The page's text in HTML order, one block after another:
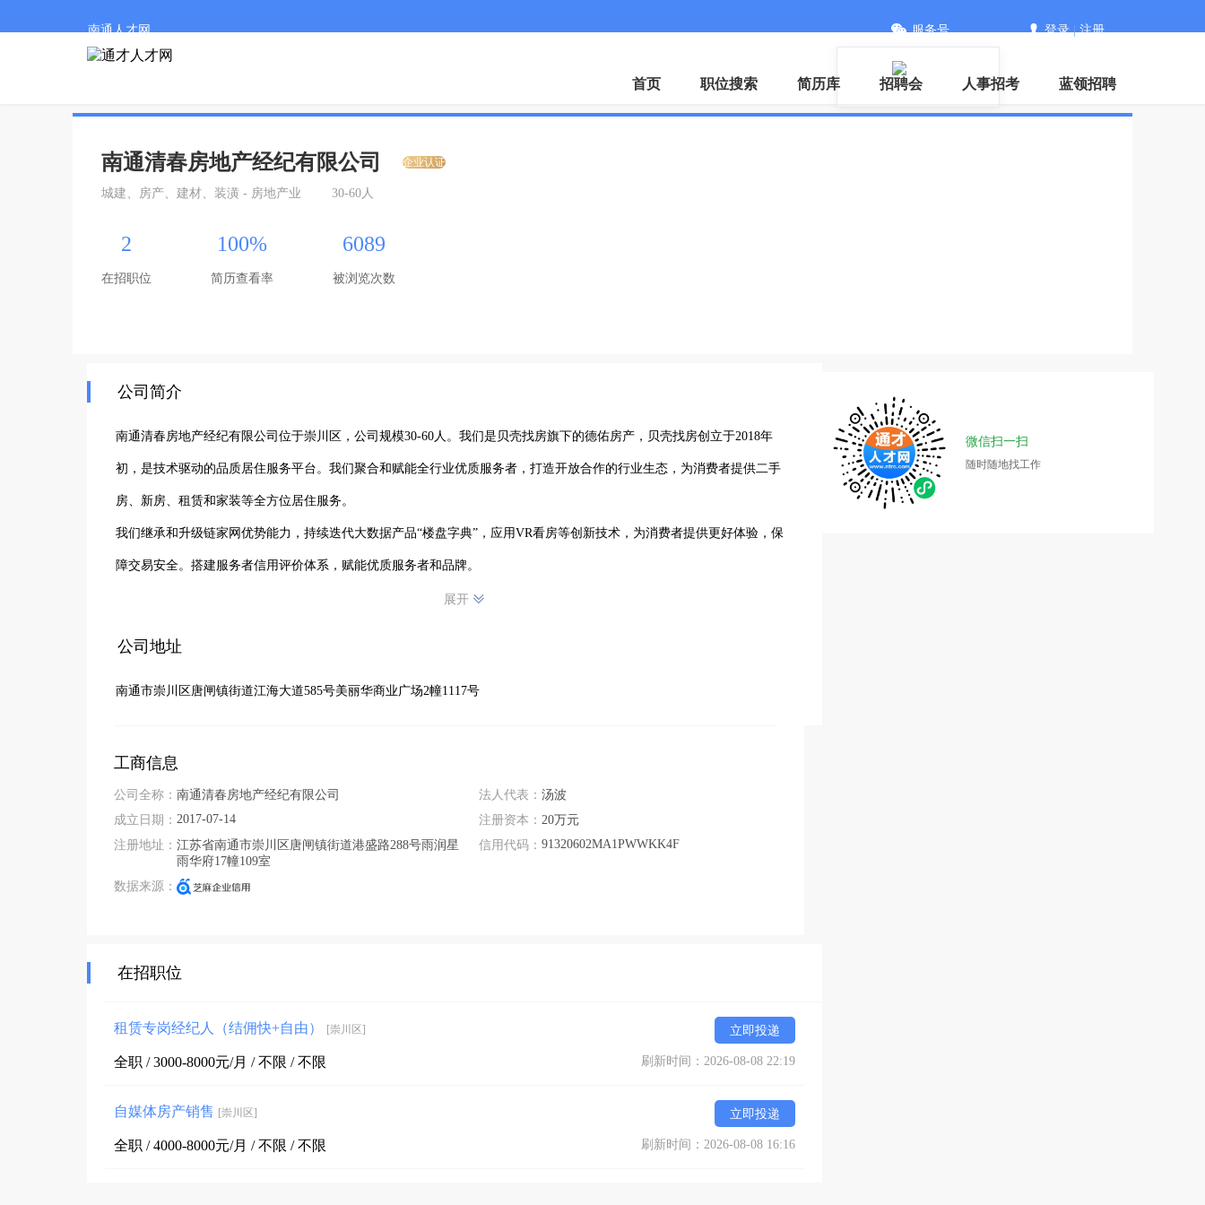
南通人才网
微信
服务号 登录|注册
首页 职位搜索 简历库 招聘会 人事招考 蓝领招聘
南通清春房地产经纪有限公司 企业认证
城建、房产、建材、装潢 - 房地产业 30-60人
2
在招职位
100%
简历查看率
6089
被浏览次数
公司简介
南通清春房地产经纪有限公司位于崇川区，公司规模30-60人。我们是贝壳找房旗下的德佑房产，贝壳找房创立于2018年
初，是技术驱动的品质居住服务平台。我们聚合和赋能全行业优质服务者，打造开放合作的行业生态，为消费者提供二手
房、新房、租赁和家装等全方位居住服务。
我们继承和升级链家网优势能力，持续迭代大数据产品“楼盘字典”，应用VR看房等创新技术，为消费者提供更好体验，保
障交易安全。搭建服务者信用评价体系，赋能优质服务者和品牌。
现诚邀有志之士加入。中专及以上学历，18-45周岁，能力优秀者条件可放宽。需具备良好人际沟通能力，性格开朗，工
薪资待遇优厚，综合收入10000+，2年升任团队主管，3年购房买车实现自由人生。还有200平优质门店，师傅带教，丰富
系，助您轻松开启房产销售成功之路。
展开
公司地址
南通市崇川区唐闸镇街道江海大道585号美丽华商业广场2幢1117号
工商信息
公司全称： 南通清春房地产经纪有限公司
成立日期： 2017-07-14
注册地址： 江苏省南通市崇川区唐闸镇街道港盛路288号雨润星
雨华府17幢109室
数据来源：
法人代表： 汤波
注册资本： 20万元
信用代码： 91320602MA1PWWKK4F
在招职位
租赁专岗经纪人（结佣快+自由） [崇川区] 立即投递
全职 / 3000-8000元/月 / 不限 / 不限 刷新时间：2026-08-08 22:19
自媒体房产销售 [崇川区] 立即投递
全职 / 4000-8000元/月 / 不限 / 不限 刷新时间：2026-08-08 16:16
微信扫一扫
随时随地找工作